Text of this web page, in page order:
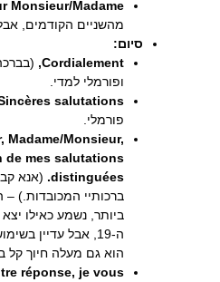
Monsieur/Madame,
מהשניים הקודמים, אבל
סיום:
Cordialement,
ופורמלי למדי.
salutations,
פורמלי.
Madame/Monsieur,
de mes salutations
distinguées. (אנא
ברכותיי המכובדות.) –
ביותר, נשמע כאילו
ה-19, אבל עדיין
הוא גם מעלה חיוך קל
réponse, je vous